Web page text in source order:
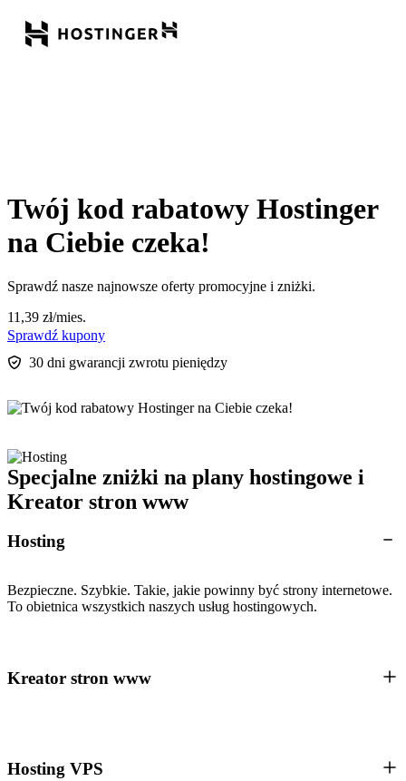
Twój kod rabatowy Hostinger
na Ciebie czeka!
Sprawdź nasze najnowsze oferty promocyjne i zniżki.
11,39 zł/mies.
Sprawdź kupony
30 dni gwarancji zwrotu pieniędzy
Specjalne zniżki na plany hostingowe i
Kreator stron www
Hosting
Bezpieczne. Szybkie. Takie, jakie powinny być strony internetowe.
To obietnica wszystkich naszych usług hostingowych.
Kreator stron www
Hosting VPS